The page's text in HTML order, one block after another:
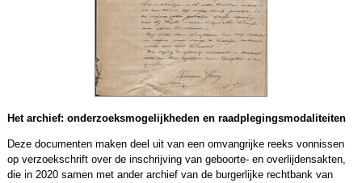
Het archief: onderzoeksmogelijkheden en raadplegingsmodaliteiten
Deze documenten maken deel uit van een omvangrijke reeks vonnissen
op verzoekschrift over de inschrijving van geboorte- en overlijdensakten,
die in 2020 samen met ander archief van de burgerlijke rechtbank van